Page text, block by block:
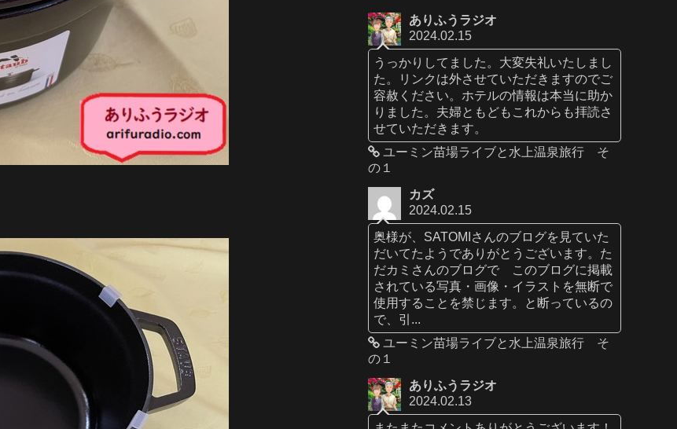
ありふうラジオ
2024.02.15
うっかりしてました。大変失礼いたしまし
た。リンクは外させていただきますのでご
容赦ください。ホテルの情報は本当に助か
りました。夫婦ともどもこれからも拝読さ
せていただきます。
ユーミン苗場ライブと水上温泉旅行 そ
の１
カズ
2024.02.15
奥様が、SATOMIさんのブログを見ていた
だいてたようでありがとうございます。た
だカミさんのブログで このブログに掲載
されている写真・画像・イラストを無断で
使用することを禁じます。と断っているの
で、引...
ユーミン苗場ライブと水上温泉旅行 そ
の１
ありふうラジオ
2024.02.13